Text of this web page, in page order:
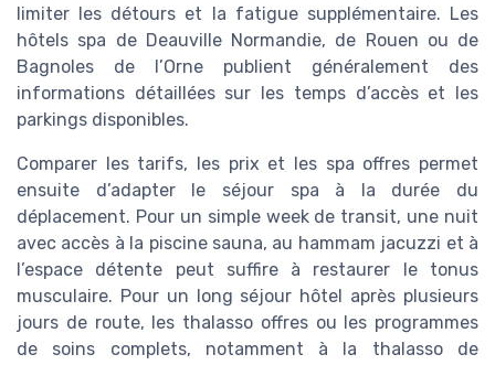
limiter les détours et la fatigue supplémentaire. Les
hôtels spa de Deauville Normandie, de Rouen ou de
Bagnoles de l’Orne publient généralement des
informations détaillées sur les temps d’accès et les
parkings disponibles.
Comparer les tarifs, les prix et les spa offres permet
ensuite d’adapter le séjour spa à la durée du
déplacement. Pour un simple week de transit, une nuit
avec accès à la piscine sauna, au hammam jacuzzi et à
l’espace détente peut suffire à restaurer le tonus
musculaire. Pour un long séjour hôtel après plusieurs
jours de route, les thalasso offres ou les programmes
de soins complets, notamment à la thalasso de